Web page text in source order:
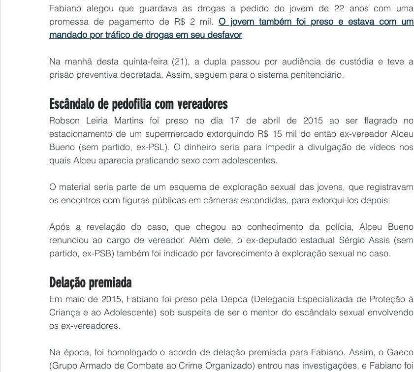
Fabiano alegou que guardava as drogas a pedido do jovem de 22 anos com uma
promessa de pagamento de R$ 2 mil. O jovem também foi preso e estava com um
mandado por tráfico de drogas em seu desfavor.
Na manhã desta quinta-feira (21), a dupla passou por audiência de custódia e teve a
prisão preventiva decretada. Assim, seguem para o sistema penitenciário.
Escândalo de pedofilia com vereadores
Robson Leiria Martins foi preso no dia 17 de abril de 2015 ao ser flagrado no
estacionamento de um supermercado extorquindo R$ 15 mil do então ex-vereador Alceu
Bueno (sem partido, ex-PSL). O dinheiro seria para impedir a divulgação de vídeos nos
quais Alceu aparecia praticando sexo com adolescentes.
O material seria parte de um esquema de exploração sexual das jovens, que registravam
os encontros com figuras públicas em câmeras escondidas, para extorqui-los depois.
Após a revelação do caso, que chegou ao conhecimento da polícia, Alceu Bueno
renunciou ao cargo de vereador. Além dele, o ex-deputado estadual Sérgio Assis (sem
partido, ex-PSB) também foi indicado por favorecimento à exploração sexual no caso.
Delação premiada
Em maio de 2015, Fabiano foi preso pela Depca (Delegacia Especializada de Proteção à
Criança e ao Adolescente) sob suspeita de ser o mentor do escândalo sexual envolvendo
os ex-vereadores.
Na época, foi homologado o acordo de delação premiada para Fabiano. Assim, o Gaeco
(Grupo Armado de Combate ao Crime Organizado) entrou nas investigações, e Fabiano foi